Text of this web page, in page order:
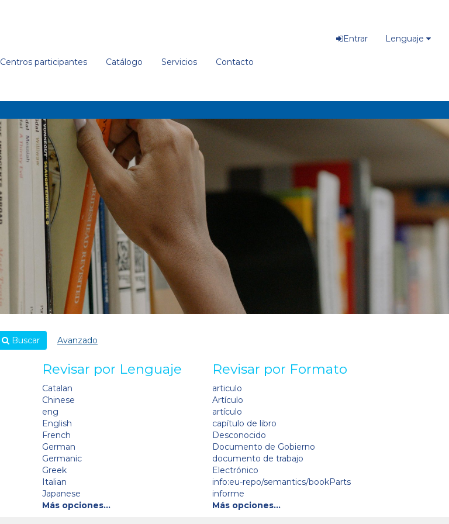
Centros participantes Catálogo Servicios Contacto
Entrar Lenguaje
Buscar Avanzado
Revisar por Lenguaje
Catalan
Chinese
eng
English
French
German
Germanic
Greek
Italian
Japanese
Más opciones…
Revisar por Formato
articulo
Artículo
artículo
capítulo de libro
Desconocido
Documento de Gobierno
documento de trabajo
Electrónico
info:eu-repo/semantics/bookParts
informe
Más opciones…